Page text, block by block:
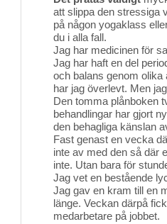
att slippa den stressiga
på någon yogaklass
du i alla fall.
Jag har medicinen för
Jag har haft en del
och balans genom olika
har jag överlevt. Men
Den tomma plånboken
behandlingar har gjort
den behagliga känslan
Fast genast en vecka
inte av med den så där
inte. Utan bara för
Jag vet en bestående
Jag gav en kram till en
länge. Veckan därpå
medarbetare på jobbet.